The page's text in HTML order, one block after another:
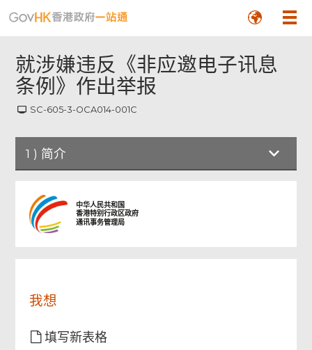
就涉嫌违反《非应邀电子讯息
条例》作出举报
SC-605-3-OCA014-001C
1 ) 简介
简介
举报须知
中华人民共和国
香港特别行政区政府
通讯事务管理局
我想
填写新表格
菜